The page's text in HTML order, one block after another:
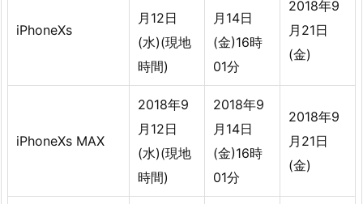
iPhoneXs
月12日
(水)(現地
時間)
月14日
(金)16時
01分
2018年9
月21日
(金)
iPhoneXs MAX
2018年9
月12日
(水)(現地
時間)
2018年9
月14日
(金)16時
01分
2018年9
月21日
(金)